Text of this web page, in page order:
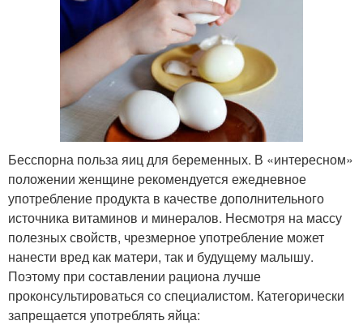
Бесспорна польза яиц для беременных. В «интересном»
положении женщине рекомендуется ежедневное
употребление продукта в качестве дополнительного
источника витаминов и минералов. Несмотря на массу
полезных свойств, чрезмерное употребление может
нанести вред как матери, так и будущему малышу.
Поэтому при составлении рациона лучше
проконсультироваться со специалистом. Категорически
запрещается употреблять яйца: